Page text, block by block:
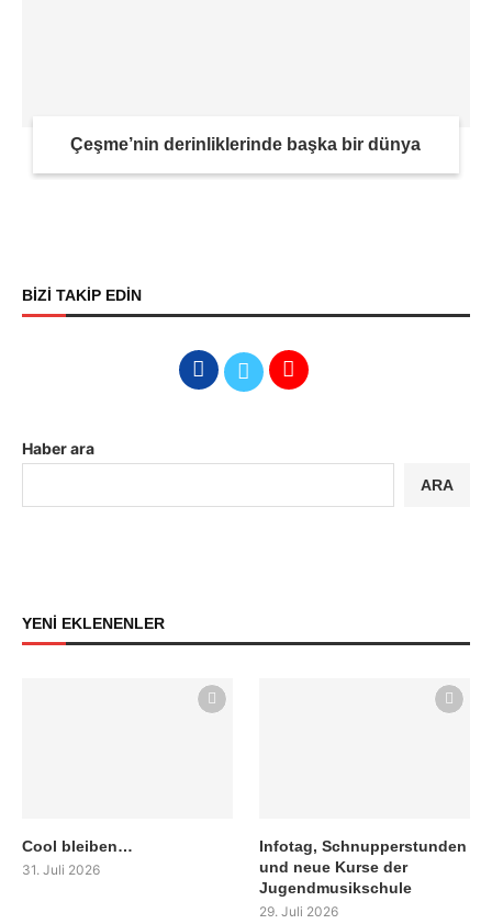
Çeşme’nin derinliklerinde başka bir dünya
BİZİ TAKİP EDİN
Haber ara
ARA
YENİ EKLENENLER
Cool bleiben…
31. Juli 2026
Infotag, Schnupperstunden
und neue Kurse der
Jugendmusikschule
29. Juli 2026